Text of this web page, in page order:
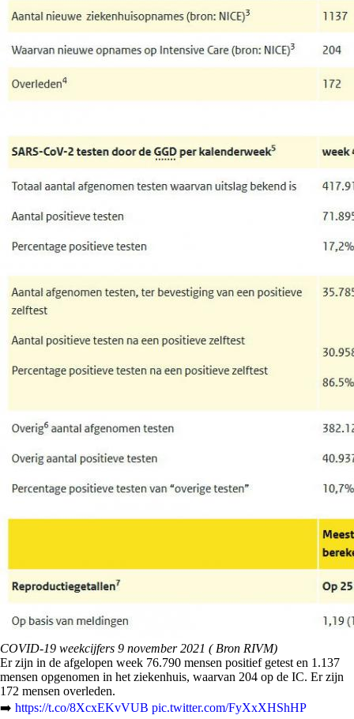
COVID-19 weekcijfers 9 november 2021 ( Bron RIVM)
Er zijn in de afgelopen week 76.790 mensen positief getest en 1.137
mensen opgenomen in het ziekenhuis, waarvan 204 op de IC. Er zijn
172 mensen overleden.
➡️ https://t.co/8XcxEKvVUB pic.twitter.com/FyXxXHShHP